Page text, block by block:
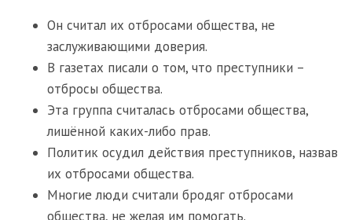
Он считал их отбросами общества, не
заслуживающими доверия.
В газетах писали о том, что преступники –
отбросы общества.
Эта группа считалась отбросами общества,
лишённой каких-либо прав.
Политик осудил действия преступников, назвав
их отбросами общества.
Многие люди считали бродяг отбросами
общества, не желая им помогать.